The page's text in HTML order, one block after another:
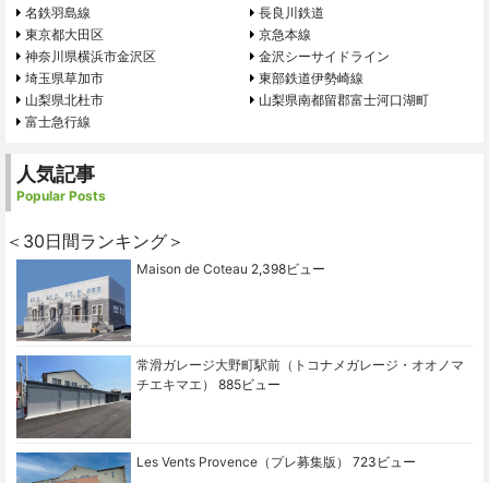
名鉄羽島線
長良川鉄道
東京都大田区
京急本線
神奈川県横浜市金沢区
金沢シーサイドライン
埼玉県草加市
東部鉄道伊勢崎線
山梨県北杜市
山梨県南都留郡富士河口湖町
富士急行線
人気記事
Popular Posts
＜30日間ランキング＞
Maison de Coteau 2,398ビュー
常滑ガレージ大野町駅前（トコナメガレージ・オオノマ
チエキマエ）
885ビュー
Les Vents Provence（プレ募集版） 723ビュー